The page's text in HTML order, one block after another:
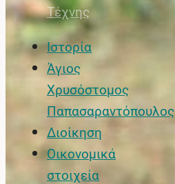
Τέχνης
Ιστορία
Άγιος
Χρυσόστομος
Παπασαραντόπουλος
Διοίκηση
Οικονομικά
στοιχεία